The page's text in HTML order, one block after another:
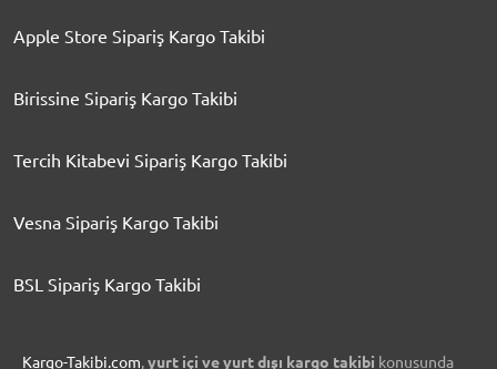
Apple Store Sipariş Kargo Takibi
Birissine Sipariş Kargo Takibi
Tercih Kitabevi Sipariş Kargo Takibi
Vesna Sipariş Kargo Takibi
BSL Sipariş Kargo Takibi
Kargo-Takibi.com,yurt içi ve yurt dışı kargo takibi konusunda